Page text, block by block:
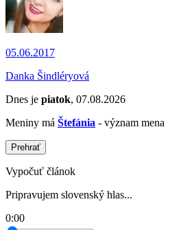
05.06.2017
Danka Šindléryová
Dnes je piatok, 07.08.2026
Meniny má Štefánia - význam mena
Prehrať
Vypočuť článok
Pripravujem slovenský hlas...
0:00